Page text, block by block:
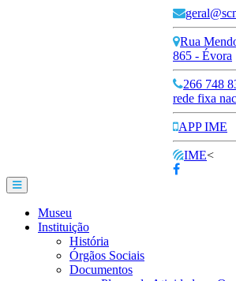
Rua
865 - Évora
266 748
rede fixa
APP IME
IME<
Museu
Instituição
História
Órgãos Sociais
Documentos